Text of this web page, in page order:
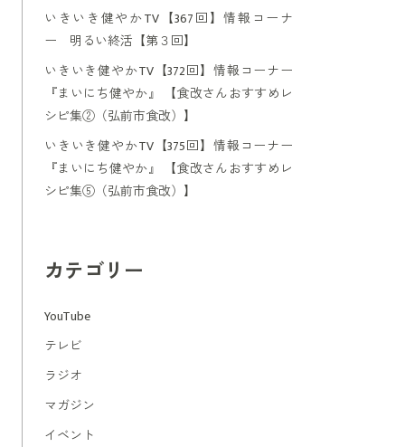
いきいき健やかTV【367回】情報コーナ
ー 明るい終活【第３回】
いきいき健やかTV【372回】情報コーナー
『まいにち健やか』 【食改さんおすすめレ
シピ集②（弘前市食改）】
いきいき健やかTV【375回】情報コーナー
『まいにち健やか』 【食改さんおすすめレ
シピ集⑤（弘前市食改）】
カテゴリー
YouTube
テレビ
ラジオ
マガジン
イベント